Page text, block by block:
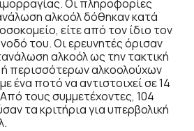
Οι πληροφορίες
αλκοόλ δόθηκαν κατά
είτε από τον ίδιο τον
του. Οι ερευνητές όρισαν
αλκοόλ ως την τακτική
περισσότερων αλκοολούχων
ένα ποτό να αντιστοιχεί σε 14
τους συμμετέχοντες, 104
τα κριτήρια για υπερβολική